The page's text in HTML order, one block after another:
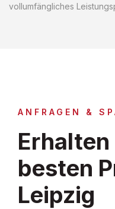
vollumfängliches
ANFRAGEN &
Erhalten
besten
Leipzig